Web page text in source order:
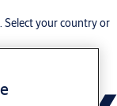
Select your country or